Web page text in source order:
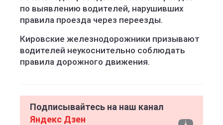
по выявлению водителей, нарушивших
правила проезда через переезды.
Кировские железнодорожники призывают
водителей неукоснительно соблюдать
правила дорожного движения.
Подписывайтесь на наш канал
Яндекс Дзен